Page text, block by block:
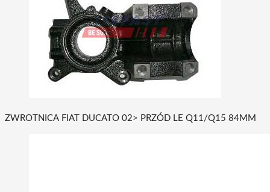
ZWROTNICA FIAT DUCATO 02> PRZÓD LE Q11/Q15 84MM